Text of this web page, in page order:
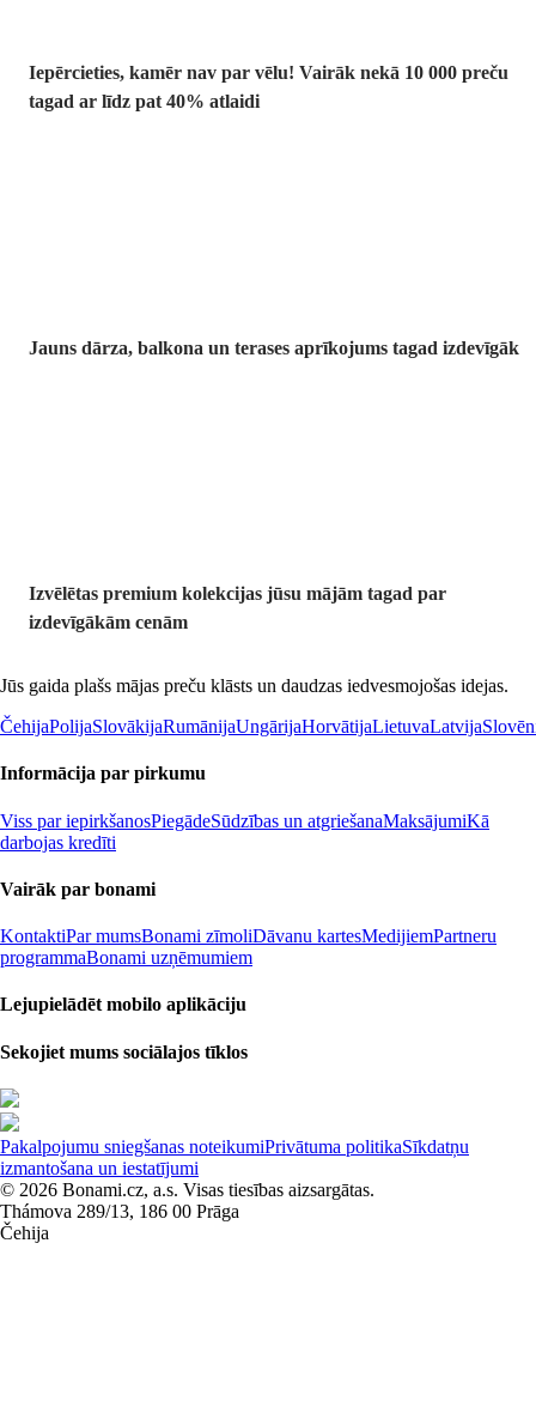
Iepērcieties, kamēr nav par vēlu! Vairāk nekā 10 000 preču
tagad ar līdz pat 40% atlaidi
Jauns dārza, balkona un terases aprīkojums tagad izdevīgāk
Izvēlētas premium kolekcijas jūsu mājām tagad par
izdevīgākām cenām
Jūs gaida plašs mājas preču klāsts un daudzas iedvesmojošas idejas.
ČehijaPolijaSlovākijaRumānijaUngārijaHorvātijaLietuvaLatvija
Informācija par pirkumu
Viss par iepirkšanosPiegādeSūdzības un atgriešanaMaksājumiKā
darbojas kredīti
Vairāk par bonami
KontaktiPar mumsBonami zīmoliDāvanu kartesMedijiemPartneru
programmaBonami uzņēmumiem
Lejupielādēt mobilo aplikāciju
Sekojiet mums sociālajos tīklos
Pakalpojumu sniegšanas noteikumiPrivātuma politikaSīkdatņu
izmantošana un iestatījumi
© 2026 Bonami.cz, a.s. Visas tiesības aizsargātas.
Thámova 289/13, 186 00 Prāga
Čehija